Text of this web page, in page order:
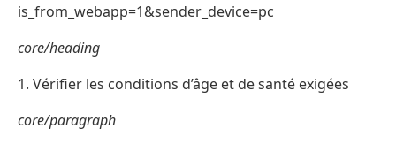
is_from_webapp=1&sender_device=pc
core/heading
1. Vérifier les conditions d’âge et de santé exigées
core/paragraph